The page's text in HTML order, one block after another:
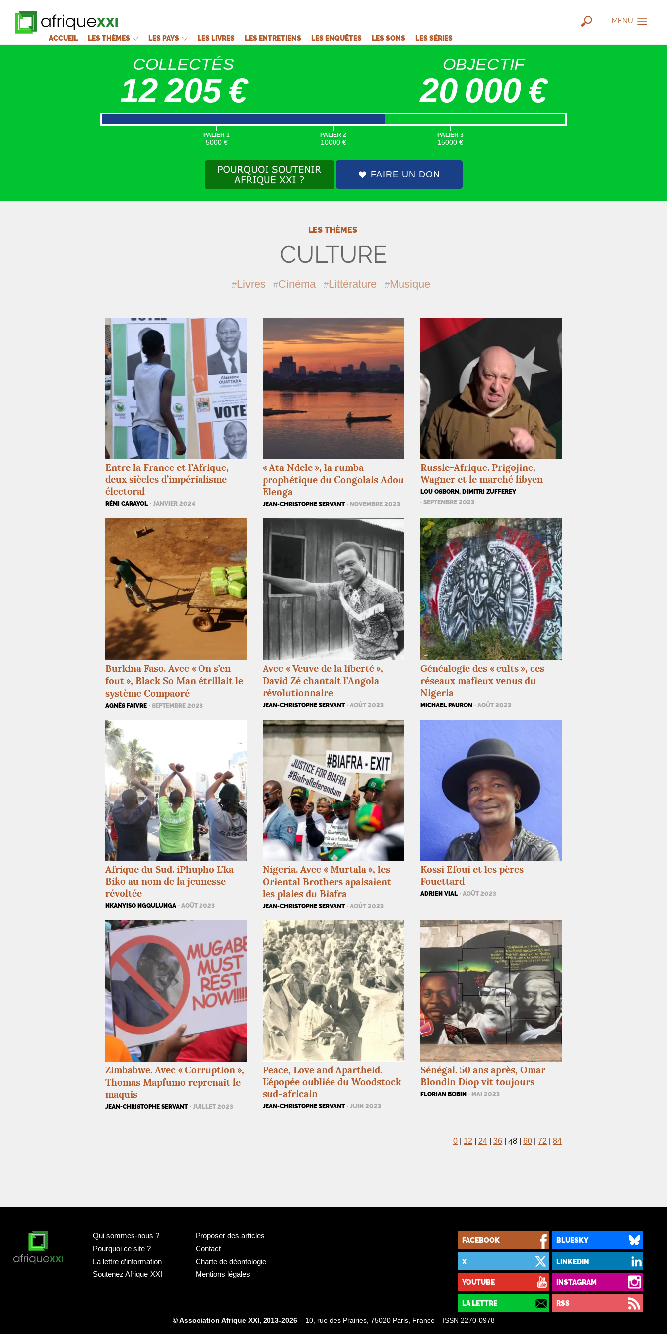
MENU
ACCUEIL LES THÈMES LES PAYS LES LIVRES LES ENTRETIENS LES ENQUÊTES LES SONS LES SÉRIES
COLLECTÉS
12 205 €
OBJECTIF
20 000 €
|
PALIER 1
5000 €
|
PALIER 2
10000 €
|
PALIER 3
15000 €
FAIRE UN DON
LES THÈMES
CULTURE
Livres Cinéma Littérature Musique
Entre la France et l’Afrique,
deux siècles d’impérialisme
électoral
RÉMI CARAYOL · JANVIER 2024
«Ata Ndele », la rumba
prophétique du Congolais Adou
Elenga
JEAN-CHRISTOPHE SERVANT · NOVEMBRE 2023
Russie-Afrique. Prigojine,
Wagner et le marché libyen
LOU OSBORN, DIMITRI ZUFFEREY
· SEPTEMBRE 2023
Burkina Faso. Avec «On s’en
fout », Black So Man étrillait le
système Compaoré
AGNÈS FAIVRE · SEPTEMBRE 2023
Avec «Veuve de la liberté »,
David Zé chantait l’Angola
révolutionnaire
JEAN-CHRISTOPHE SERVANT · AOÛT 2023
Généalogie des «cults », ces
réseaux mafieux venus du
Nigeria
MICHAEL PAURON · AOÛT 2023
Afrique du Sud. iPhupho L’ka
Biko au nom de la jeunesse
révoltée
NKANYISO NGQULUNGA · AOÛT 2023
Nigeria. Avec « Murtala », les
Oriental Brothers apaisaient
les plaies du Biafra
JEAN-CHRISTOPHE SERVANT · AOÛT 2023
Kossi Efoui et les pères
Fouettard
ADRIEN VIAL · AOÛT 2023
Zimbabwe. Avec «Corruption »,
Thomas Mapfumo reprenait le
maquis
JEAN-CHRISTOPHE SERVANT · JUILLET 2023
Peace, Love and Apartheid.
L’épopée oubliée du Woodstock
sud-africain
JEAN-CHRISTOPHE SERVANT · JUIN 2023
Sénégal. 50 ans après, Omar
Blondin Diop vit toujours
FLORIAN BOBIN · MAI 2023
0 12 24 36 48 60 72 84
FACEBOOK BLUESKY
X LINKEDIN
YOUTUBE INSTAGRAM
LA LETTRE RSS
Qui sommes-nous ?
Pourquoi ce site ?
La lettre d’information
Soutenez Afrique XXI
Proposer des articles
Contact
Charte de déontologie
Mentions légales
© Association Afrique XXI, 2013-2026– 10, rue des Prairies, 75020 Paris, France – ISSN 2270-0978